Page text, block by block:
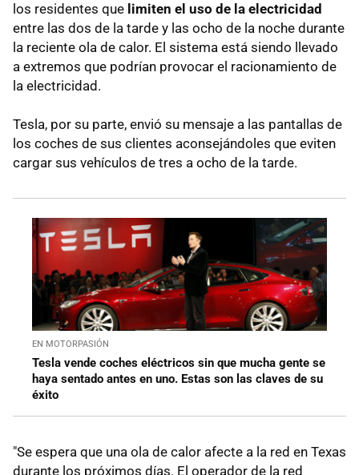
los residentes que limiten el uso de la electricidad
entre las dos de la tarde y las ocho de la noche durante
la reciente ola de calor. El sistema está siendo llevado
a extremos que podrían provocar el racionamiento de
la electricidad.
Tesla, por su parte, envió su mensaje a las pantallas de
los coches de sus clientes aconsejándoles que eviten
cargar sus vehículos de tres a ocho de la tarde.
EN MOTORPASIÓN
Tesla vende coches eléctricos sin que mucha gente se
haya sentado antes en uno. Estas son las claves de su
éxito
"Se espera que una ola de calor afecte a la red en Texas
durante los próximos días. El operador de la red